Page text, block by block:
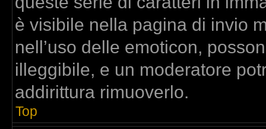
è visibile nella pagina di invio
nell’uso delle emoticon,
illeggibile, e un moderatore
addirittura rimuoverlo.
Top